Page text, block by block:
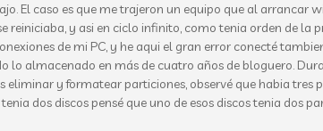
El caso es que me trajeron un equipo que al arrancar
reiniciaba, y asi en ciclo infinito, como tenia orden de la
de mi PC, y he aqui el gran error conecté
lo almacenado en más de cuatro años de bloguero.
eliminar y formatear particiones, observé que habia tres
dos discos pensé que uno de esos discos tenia dos